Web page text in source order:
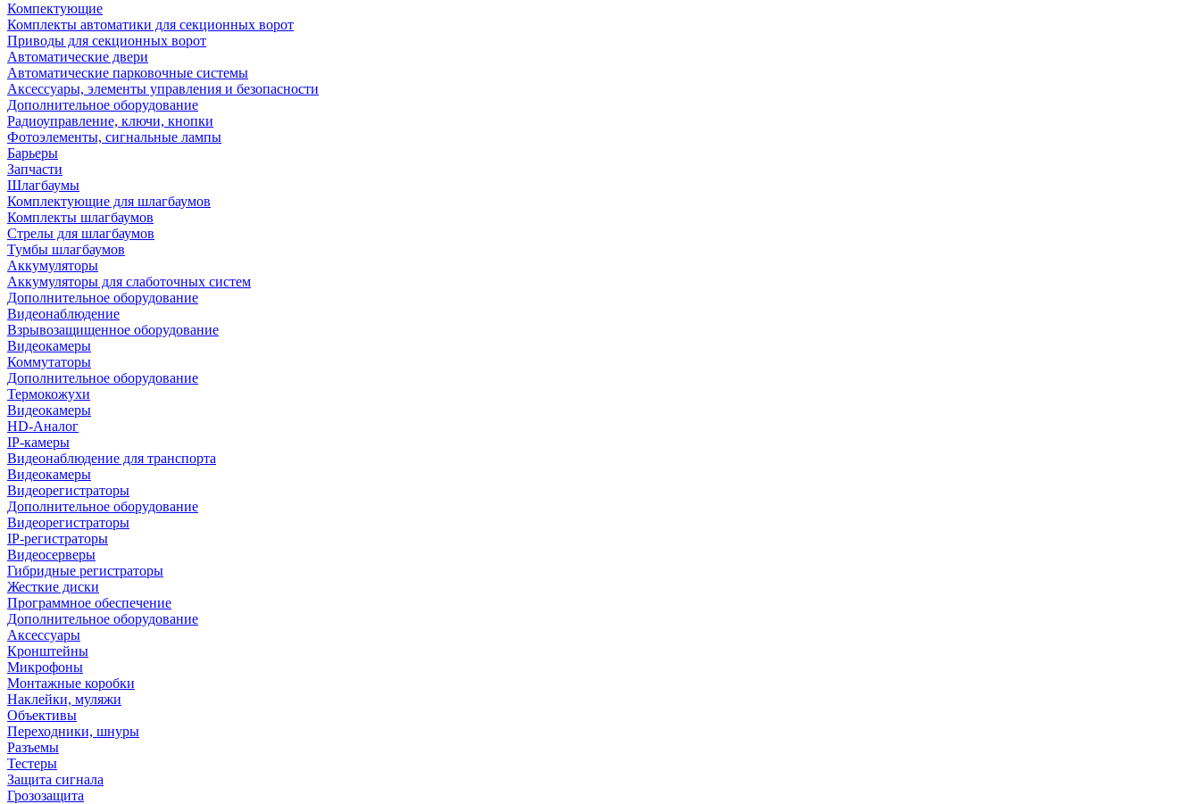
Компектующие
Комплекты автоматики для секционных ворот
Приводы для секционных ворот
Автоматические двери
Автоматические парковочные системы
Аксессуары, элементы управления и безопасности
Дополнительное оборудование
Радиоуправление, ключи, кнопки
Фотоэлементы, сигнальные лампы
Барьеры
Запчасти
Шлагбаумы
Комплектующие для шлагбаумов
Комплекты шлагбаумов
Стрелы для шлагбаумов
Тумбы шлагбаумов
Аккумуляторы
Аккумуляторы для слаботочных систем
Дополнительное оборудование
Видеонаблюдение
Взрывозащищенное оборудование
Видеокамеры
Коммутаторы
Дополнительное оборудование
Термокожухи
Видеокамеры
HD-Аналог
IP-камеры
Видеонаблюдение для транспорта
Видеокамеры
Видеорегистраторы
Дополнительное оборудование
Видеорегистраторы
IP-регистраторы
Видеосерверы
Гибридные регистраторы
Жесткие диски
Программное обеспечение
Дополнительное оборудование
Аксессуары
Кронштейны
Микрофоны
Монтажные коробки
Наклейки, муляжи
Объективы
Переходники, шнуры
Разъемы
Тестеры
Защита сигнала
Грозозащита